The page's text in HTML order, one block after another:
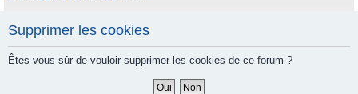
Supprimer les cookies
Êtes-vous sûr de vouloir supprimer les cookies de ce forum ?